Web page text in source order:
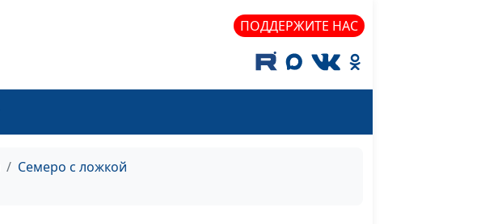
ПОДДЕРЖИТЕ НАС
Семеро с ложкой
Екатерина Петреева,
Татьяна Тимонина
Как помочь детям
чувствами
клинический психолог;